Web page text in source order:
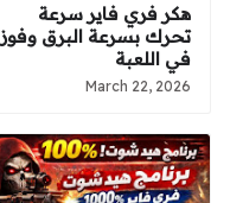
هكر فري فاير سرعة
تحرك بسرعة البرق وفوز
في اللعبة
March 22, 2026